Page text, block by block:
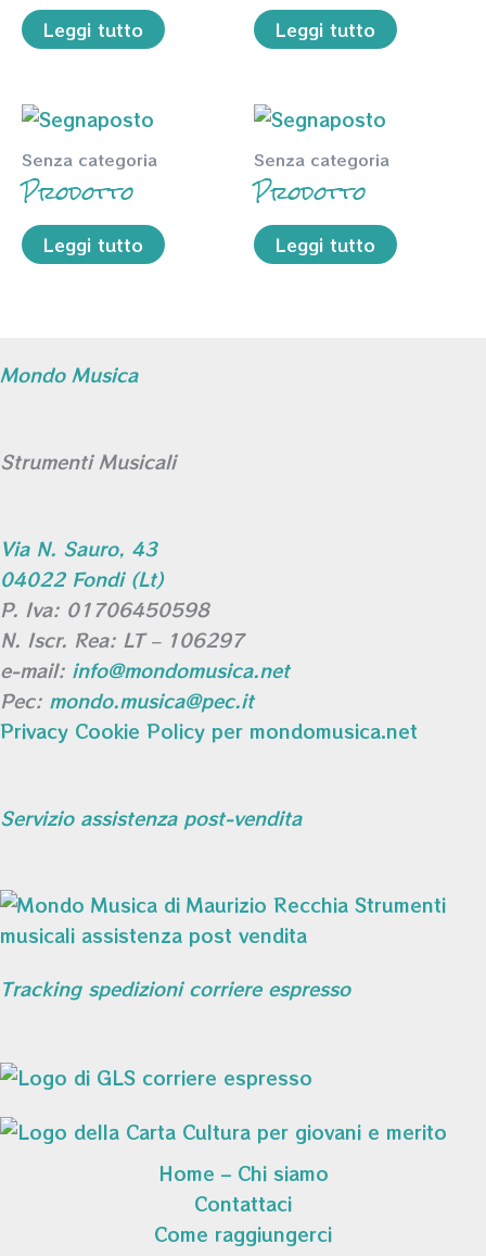
Leggi tutto Leggi tutto
Senza categoria
Prodotto
Leggi tutto
Senza categoria
Prodotto
Leggi tutto
Mondo Musica
Strumenti Musicali
Via N. Sauro, 43
04022 Fondi (Lt)
P. Iva: 01706450598
N. Iscr. Rea: LT – 106297
e-mail: info@mondomusica.net
Pec: mondo.musica@pec.it
Privacy Cookie Policy per mondomusica.net
Servizio assistenza post-vendita
Tracking spedizioni corriere espresso
Home – Chi siamo
Contattaci
Come raggiungerci